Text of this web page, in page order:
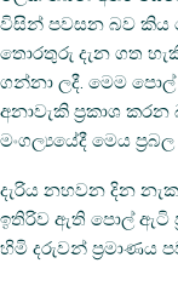
විසින් පවසන බව කිය
තොරතුරු දැන ගත
ගන්නා ලදී. මෙම
අනාවැකි ප්‍රකාශ
මංගල්‍යයේදී මෙය
දැරිය නහවන දින
ඉතිරිව ඇති පොල් ඇටි
හිමි දරුවන් ප්‍රමාණය